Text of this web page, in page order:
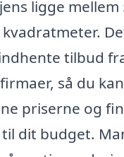
ligge mellem
tilbud
så du kan
priserne og
dit budget.